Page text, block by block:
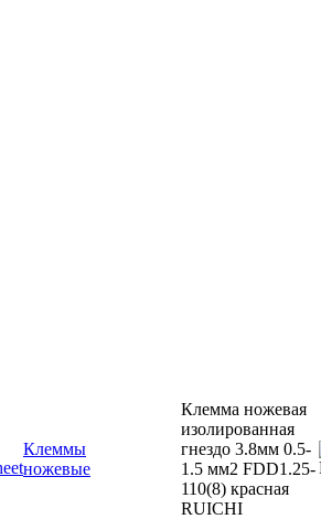
Клеммы
ножевые
Клемма ножевая
изолированная
гнездо 3.8мм 0.5-
1.5 мм2 FDD1.25-
110(8) красная
RUICHI